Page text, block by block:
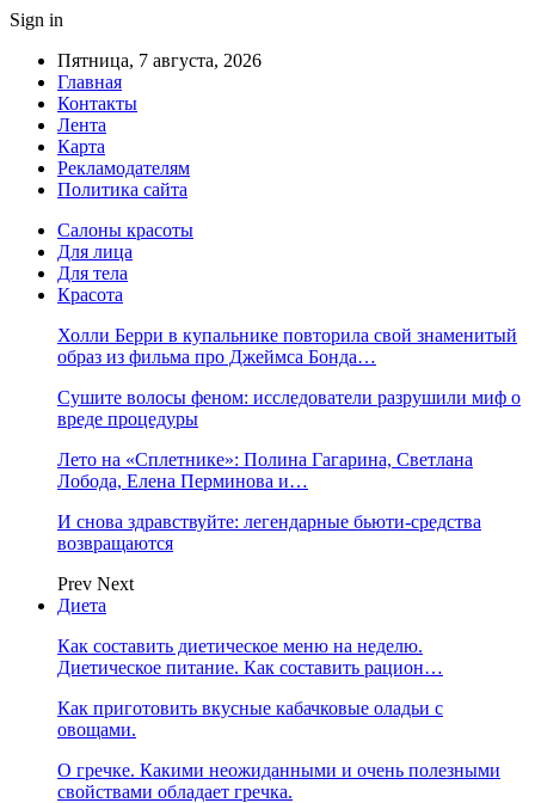
Sign in
Пятница, 7 августа, 2026
Главная
Контакты
Лента
Карта
Рекламодателям
Политика сайта
Салоны красоты
Для лица
Для тела
Красота
Холли Берри в купальнике повторила свой знаменитый
образ из фильма про Джеймса Бонда…
Сушите волосы феном: исследователи разрушили миф о
вреде процедуры
Лето на «Сплетнике»: Полина Гагарина, Светлана
Лобода, Елена Перминова и…
И снова здравствуйте: легендарные бьюти-средства
возвращаются
Prev Next
Диета
Как составить диетическое меню на неделю.
Диетическое питание. Как составить рацион…
Как приготовить вкусные кабачковые оладьи с
овощами.
О гречке. Какими неожиданными и очень полезными
свойствами обладает гречка.